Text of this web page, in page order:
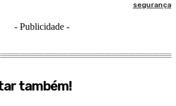
segurança
- Publicidade -
também!